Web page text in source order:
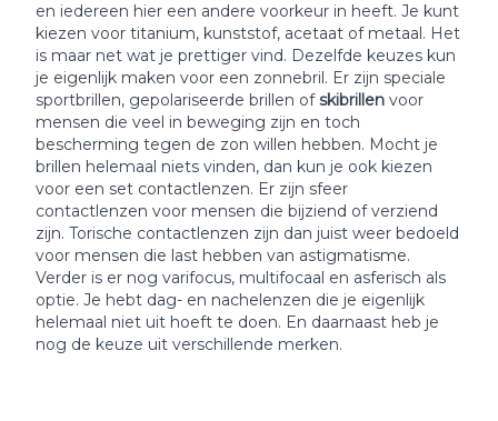
en iedereen hier een andere voorkeur in heeft. Je kunt
kiezen voor titanium, kunststof, acetaat of metaal. Het
is maar net wat je prettiger vind. Dezelfde keuzes kun
je eigenlijk maken voor een zonnebril. Er zijn speciale
sportbrillen, gepolariseerde brillen ofskibrillen voor
mensen die veel in beweging zijn en toch
bescherming tegen de zon willen hebben. Mocht je
brillen helemaal niets vinden, dan kun je ook kiezen
voor een set contactlenzen. Er zijn sfeer
contactlenzen voor mensen die bijziend of verziend
zijn. Torische contactlenzen zijn dan juist weer bedoeld
voor mensen die last hebben van astigmatisme.
Verder is er nog varifocus, multifocaal en asferisch als
optie. Je hebt dag- en nachelenzen die je eigenlijk
helemaal niet uit hoeft te doen. En daarnaast heb je
nog de keuze uit verschillende merken.